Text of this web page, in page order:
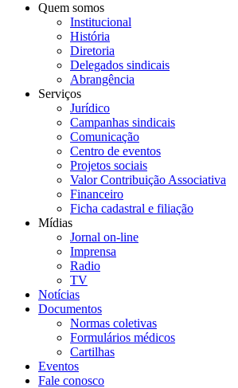
Quem somos
Institucional
História
Diretoria
Delegados sindicais
Abrangência
Serviços
Jurídico
Campanhas sindicais
Comunicação
Centro de eventos
Projetos sociais
Valor Contribuição Associativa
Financeiro
Ficha cadastral e filiação
Mídias
Jornal on-line
Imprensa
Radio
TV
Notícias
Documentos
Normas coletivas
Formulários médicos
Cartilhas
Eventos
Fale conosco